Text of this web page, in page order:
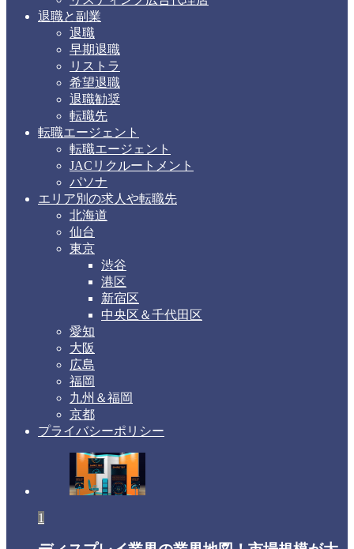
退職と副業
退職
早期退職
リストラ
希望退職
退職勧奨
転職先
転職エージェント
転職エージェント
JACリクルートメント
パソナ
エリア別の求人や転職先
北海道
仙台
東京
渋谷
港区
新宿区
中央区＆千代田区
愛知
大阪
広島
福岡
九州＆福岡
京都
プライバシーポリシー
1